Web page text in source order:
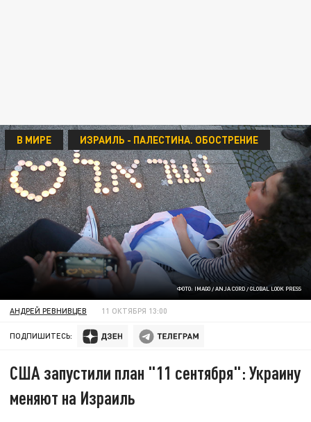
ФОТО: IMAGO / ANJA CORD / GLOBAL LOOK PRESS
В МИРЕ ИЗРАИЛЬ - ПАЛЕСТИНА. ОБОСТРЕНИЕ
АНДРЕЙ РЕВНИВЦЕВ 11 ОКТЯБРЯ 13:00
ПОДПИШИТЕСЬ:
США запустили план "11 сентября": Украину
меняют на Израиль